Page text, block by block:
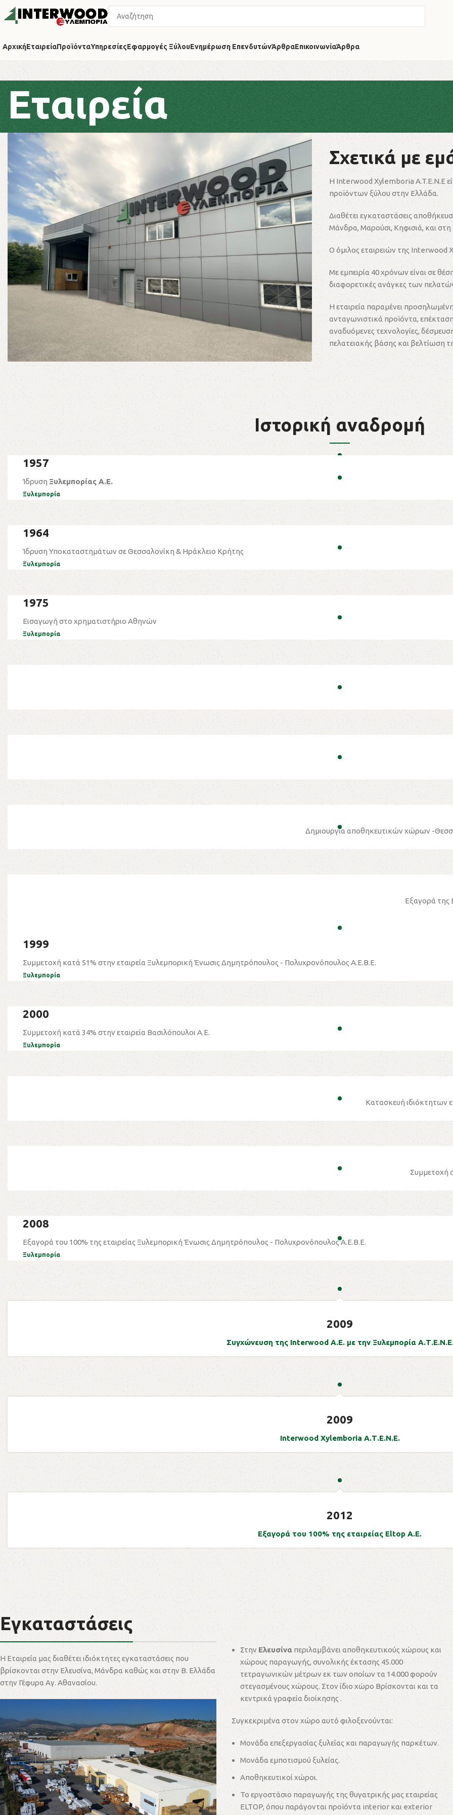
ΑρχικήΕταιρείαΠροϊόνταΥπηρεσίεςΕφαρμογές ΞύλουΕνημέρωση ΕπενδυτώνΆρθραΕπικοινωνίαΆρθρα
Εταιρεία
Σχετικά με
Η Interwood Xylemboria A.T.E.N.E
προϊόντων ξύλου στην Ελλάδα.
Διαθέτει εγκαταστάσεις
Μάνδρα, Μαρούσι, Κηφισιά, και
Ο όμιλος εταιρειών της Interwood
Με εμπειρία 40 χρόνων είναι σε
διαφορετικές ανάγκες των
Η εταιρεία παραμένει
ανταγωνιστικά προϊόντα,
αναδυόμενες τεχνολογίες,
πελατειακής βάσης και βελτίωση
Ιστορική αναδρομή
1957
Ίδρυση Ξυλεμπορίας Α.Ε.
Ξυλεμπορία
1964
Ίδρυση Υποκαταστημάτων σε Θεσσαλονίκη & Ηράκλειο Κρήτης
Ξυλεμπορία
1975
Εισαγωγή στο χρηματιστήριο Αθηνών
Ξυλεμπορία
Δημιουργία αποθηκευτικών χώρων -
Εξαγορά της
1999
Συμμετοχή κατά 51% στην εταιρεία Ξυλεμπορική Ένωσις Δημητρόπουλος - Πολυχρονόπουλος Α.Ε.Β.Ε.
Ξυλεμπορία
2000
Συμμετοχή κατά 34% στην εταιρεία Βασιλόπουλοι Α.Ε.
Ξυλεμπορία
Κατασκευή ιδιόκτητων
Συμμετοχή
2008
Εξαγορά του 100% της εταιρείας Ξυλεμπορική Ένωσις Δημητρόπουλος - Πολυχρονόπουλος Α.Ε.Β.Ε.
Ξυλεμπορία
2009
Συγχώνευση της Interwood Α.Ε. με την Ξυλεμπορία Α.Τ.Ε.Ν.Ε.
2009
Interwood Xylemboria Α.Τ.Ε.Ν.Ε.
2012
Εξαγορά του 100% της εταιρείας Eltop Α.Ε.
Εγκαταστάσεις
Η Εταιρεία μας διαθέτει ιδιόκτητες εγκαταστάσεις που
βρίσκονται στην Ελευσίνα, Μάνδρα καθώς και στην Β. Ελλάδα
στην Γέφυρα Αγ. Αθανασίου.
ΣτηνΕλευσίνα περιλαμβάνει αποθηκευτικούς χώρους και
χώρους παραγωγής, συνολικής έκτασης 45.000
τετραγωνικών μέτρων εκ των οποίων τα 14.000 φορούν
στεγασμένους χώρους. Στον ίδιο χώρο Βρίσκονται και τα
κεντρικά γραφεία διοίκησης .
Συγκεκριμένα στον χώρο αυτό φιλοξενούνται:
Μονάδα επεξεργασίας ξυλείας και παραγωγής παρκέτων.
Μονάδα εμποτισμού ξυλείας.
Αποθηκευτικοί χώροι.
Το εργοστάσιο παραγωγής της θυγατρικής μας εταιρείας
ELTOP, όπου παράγονται προϊόντα interior και exterior